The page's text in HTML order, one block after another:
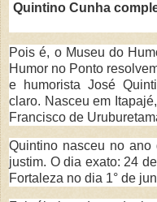
Quintino Cunha
Pois é, o Museu do
Humor no Ponto
e humorista José
claro. Nasceu em
Francisco de
Quintino nasceu no
justim. O dia exato: 24
Fortaleza no dia 1° de